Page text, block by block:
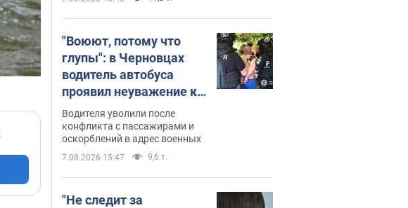
"Воюют, потому что
глупы": в Черновцах
водитель автобуса
проявил неуважение к
украинским военным и
поплатился за это.
Видео
Водителя уволили после
конфликта с пассажирами и
оскорблений в адрес военных
7.08.2026 15:47 9,6 т.
"Не следит за